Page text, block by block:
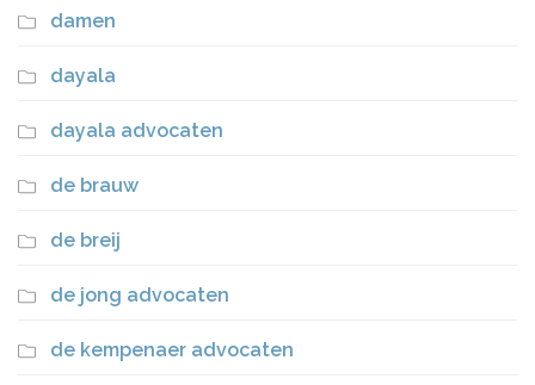
damen
dayala
dayala advocaten
de brauw
de breij
de jong advocaten
de kempenaer advocaten